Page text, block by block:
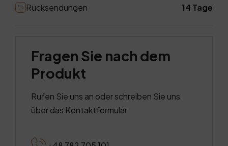
Rücksendungen 14 Tage
Fragen Sie nach dem
Produkt
Rufen Sie uns an oder schreiben Sie uns
über das Kontaktformular